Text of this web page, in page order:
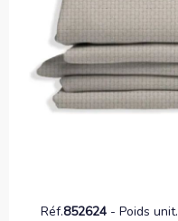
Réf.852624 - Poids unit.